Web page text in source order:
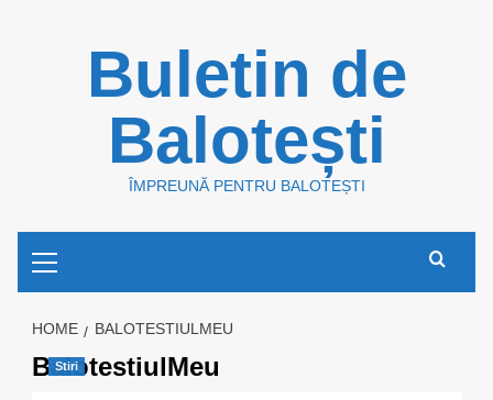
Buletin de
Balotești
ÎMPREUNĂ PENTRU BALOTEȘTI
Menu
HOME BALOTESTIULMEU
BalotestiulMeu
Stiri